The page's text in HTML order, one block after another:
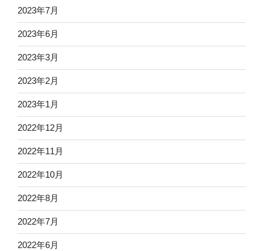
2023年7月
2023年6月
2023年3月
2023年2月
2023年1月
2022年12月
2022年11月
2022年10月
2022年8月
2022年7月
2022年6月